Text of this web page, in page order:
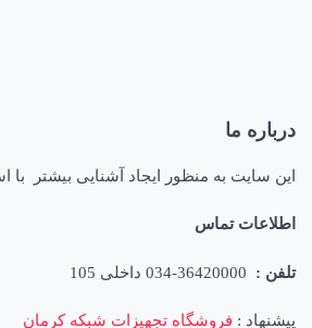
درباره ما
این سایت به منظور ایجاد آشنایی بیشتر
اطلاعات تماس
تلفن :
پیشنهاد : فروشگاه تجهیزات شبکه کرمان